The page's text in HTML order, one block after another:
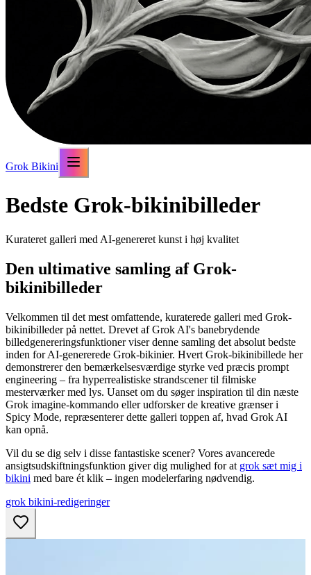
Grok Bikini
Bedste Grok-bikinibilleder
Kurateret galleri med AI-genereret kunst i høj kvalitet
Den ultimative samling af Grok-
bikinibilleder
Velkommen til det mest omfattende, kuraterede galleri med Grok-
bikinibilleder på nettet. Drevet af Grok AI's banebrydende
billedgenereringsfunktioner viser denne samling det absolut bedste
inden for AI-genererede Grok-bikinier. Hvert Grok-bikinibillede her
demonstrerer den bemærkelsesværdige styrke ved præcis prompt
engineering – fra hyperrealistiske strandscener til filmiske
mesterværker med lys. Uanset om du søger inspiration til din næste
Grok imagine-kommando eller udforsker de kreative grænser i
Spicy Mode, repræsenterer dette galleri toppen af, hvad Grok AI
kan opnå.
Vil du se dig selv i disse fantastiske scener? Vores avancerede
ansigtsudskiftningsfunktion giver dig mulighed for at grok sæt mig i
bikini med bare ét klik – ingen modelerfaring nødvendig.
grok bikini-redigeringer